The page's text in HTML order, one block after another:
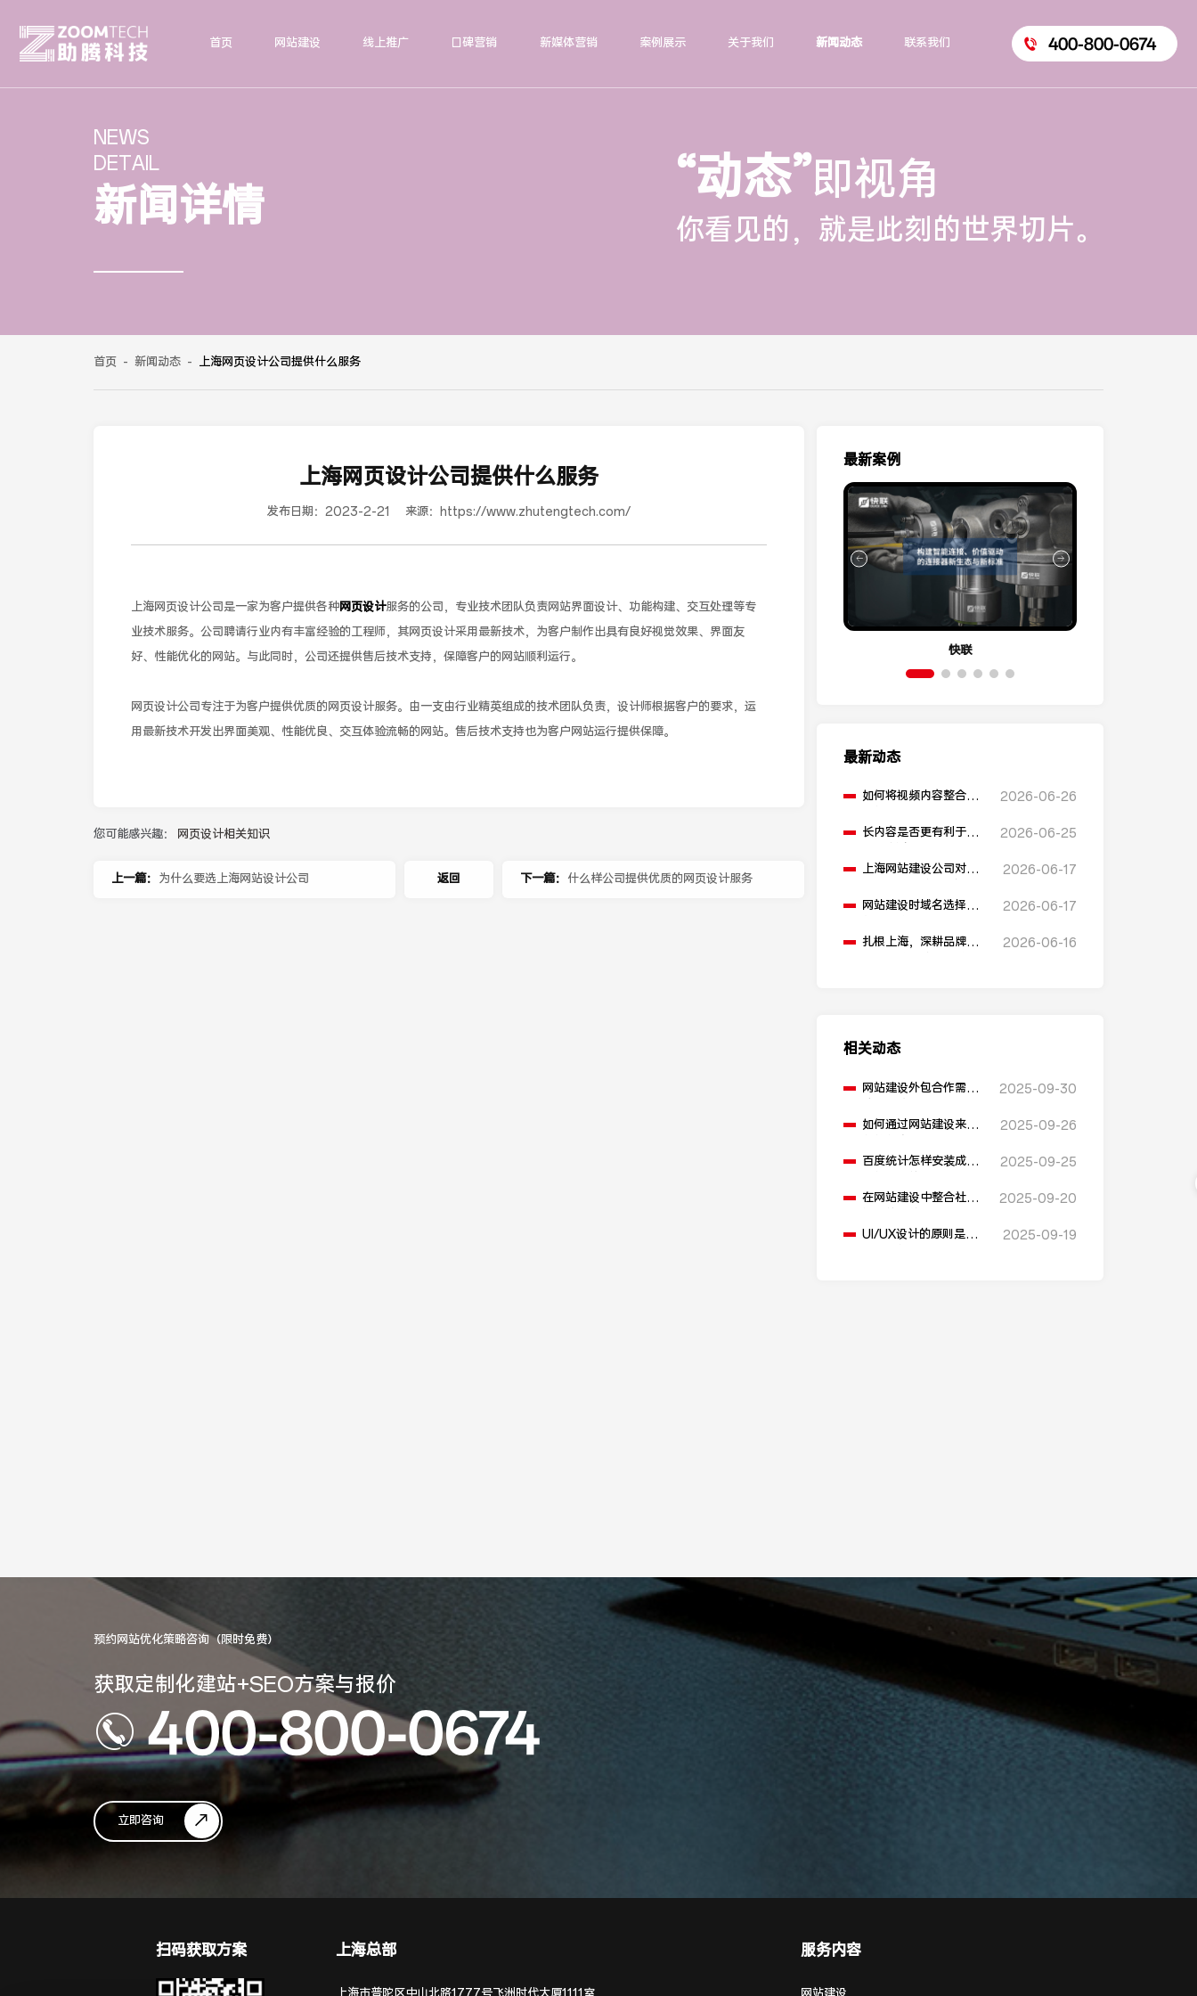
首页 网站建设 线上推广 口碑营销 新媒体营销 案例展示 关于我们 新闻动态 联系我们 400-800-0674
NEWS
DETAIL
新闻详情 “动态”即视角
你看见的，就是此刻的世界切片。
首页 - 新闻动态 - 上海网页设计公司提供什么服务
上海网页设计公司提供什么服务
发布日期： 2023-2-21 来源： https://www.zhutengtech.com/
上海网页设计公司是一家为客户提供各种网页设计服务的公司，专业技术团队负责网站界面设计、功能构建、交互处理等专
业技术服务。公司聘请行业内有丰富经验的工程师，其网页设计采用最新技术，为客户制作出具有良好视觉效果、界面友
好、性能优化的网站。与此同时，公司还提供售后技术支持，保障客户的网站顺利运行。
网页设计公司专注于为客户提供优质的网页设计服务。由一支由行业精英组成的技术团队负责，设计师根据客户的要求，运
用最新技术开发出界面美观、性能优良、交互体验流畅的网站。售后技术支持也为客户网站运行提供保障。
您可能感兴趣： 网页设计相关知识
上一篇： 为什么要选上海网站设计公司 下一篇： 什么样公司提供优质的网页设计服务
返回
最新案例
快联
最新动态
如何将视频内容整合到
2026-06-26
长内容是否更有利于
2026-06-25
上海网站建设公司对
如何选择您的可靠伙
2026-06-17
网站建设时域名选择有
2026-06-17
扎根上海，深耕品牌营
2026-06-16
相关动态
网站建设外包合作需要
2025-09-30
如何通过网站建设来优
2025-09-26
百度统计怎样安装成为
2025-09-25
在网站建设中整合社交
些？
2025-09-20
UI/UX设计的原则是什
2025-09-19
预约网站优化策略咨询（限时免费）
获取定制化建站+SEO方案与报价
400-800-0674
立即咨询
扫码获取方案 上海总部 服务内容